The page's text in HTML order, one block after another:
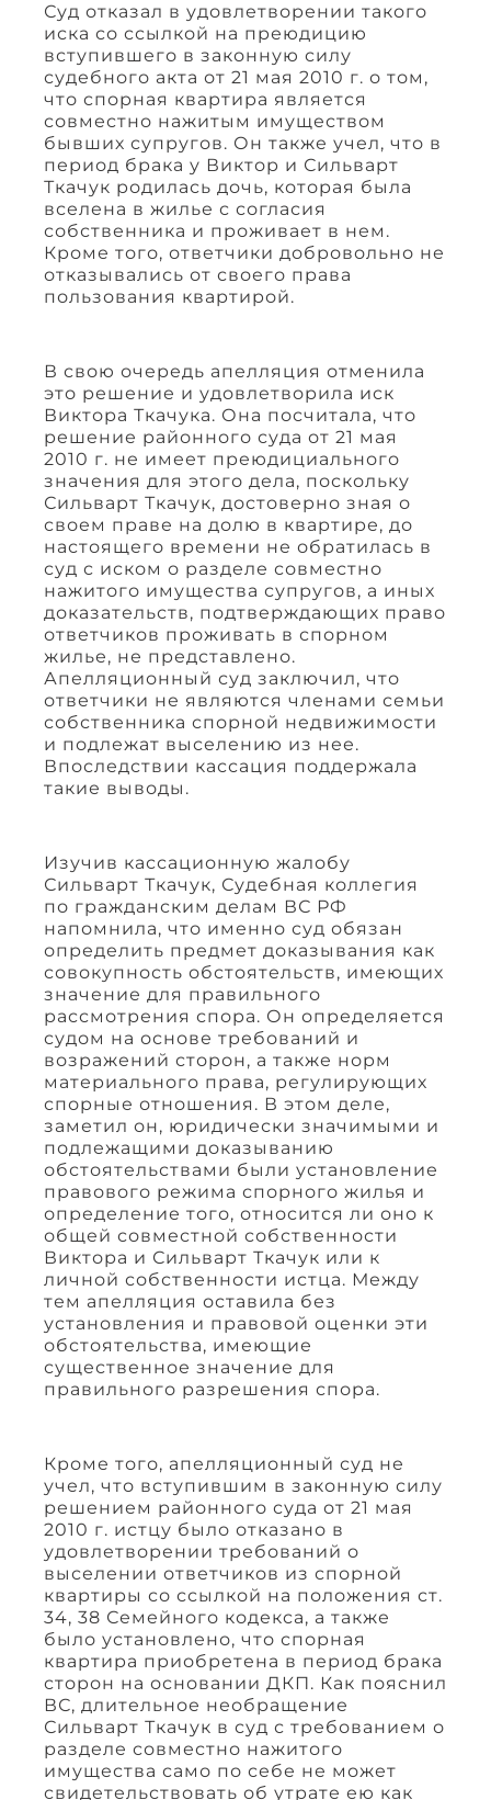
Суд отказал в удовлетворении такого
иска со ссылкой на преюдицию
вступившего в законную силу
судебного акта от 21 мая 2010 г. о том,
что спорная квартира является
совместно нажитым имуществом
бывших супругов. Он также учел, что в
период брака у Виктор и Сильварт
Ткачук родилась дочь, которая была
вселена в жилье с согласия
собственника и проживает в нем.
Кроме того, ответчики добровольно не
отказывались от своего права
пользования квартирой.
В свою очередь апелляция отменила
это решение и удовлетворила иск
Виктора Ткачука. Она посчитала, что
решение районного суда от 21 мая
2010 г. не имеет преюдициального
значения для этого дела, поскольку
Сильварт Ткачук, достоверно зная о
своем праве на долю в квартире, до
настоящего времени не обратилась в
суд с иском о разделе совместно
нажитого имущества супругов, а иных
доказательств, подтверждающих право
ответчиков проживать в спорном
жилье, не представлено.
Апелляционный суд заключил, что
ответчики не являются членами семьи
собственника спорной недвижимости
и подлежат выселению из нее.
Впоследствии кассация поддержала
такие выводы.
Изучив кассационную жалобу
Сильварт Ткачук, Судебная коллегия
по гражданским делам ВС РФ
напомнила, что именно суд обязан
определить предмет доказывания как
совокупность обстоятельств, имеющих
значение для правильного
рассмотрения спора. Он определяется
судом на основе требований и
возражений сторон, а также норм
материального права, регулирующих
спорные отношения. В этом деле,
заметил он, юридически значимыми и
подлежащими доказыванию
обстоятельствами были установление
правового режима спорного жилья и
определение того, относится ли оно к
общей совместной собственности
Виктора и Сильварт Ткачук или к
личной собственности истца. Между
тем апелляция оставила без
установления и правовой оценки эти
обстоятельства, имеющие
существенное значение для
правильного разрешения спора.
Кроме того, апелляционный суд не
учел, что вступившим в законную силу
решением районного суда от 21 мая
2010 г. истцу было отказано в
удовлетворении требований о
выселении ответчиков из спорной
квартиры со ссылкой на положения ст.
34, 38 Семейного кодекса, а также
было установлено, что спорная
квартира приобретена в период брака
сторон на основании ДКП. Как пояснил
ВС, длительное необращение
Сильварт Ткачук в суд с требованием о
разделе совместно нажитого
имущества само по себе не может
свидетельствовать об утрате ею как